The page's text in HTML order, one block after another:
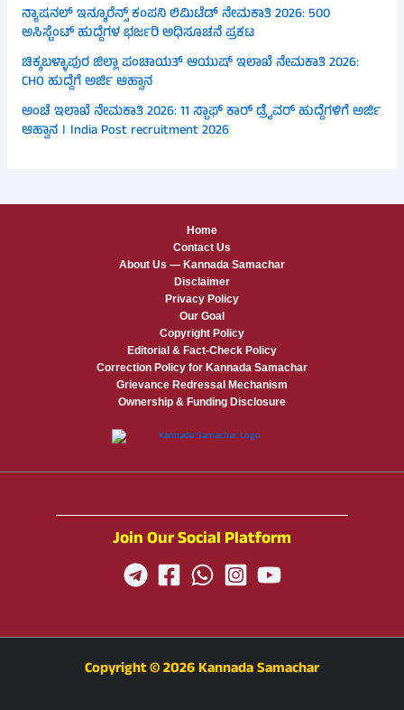
ನ್ಯಾಷನಲ್ ಇನ್ಶೂರೆನ್ಸ್ ಕಂಪನಿ ಲಿಮಿಟೆಡ್ ನೇಮಕಾತಿ 2026: 500
ಅಸಿಸ್ಟೆಂಟ್ ಹುದ್ದೆಗಳ ಭರ್ಜರಿ ಅಧಿಸೂಚನೆ ಪ್ರಕಟ
ಚಿಕ್ಕಬಳ್ಳಾಪುರ ಜಿಲ್ಲಾ ಪಂಚಾಯತ್ ಆಯುಷ್ ಇಲಾಖೆ ನೇಮಕಾತಿ 2026:
CHO ಹುದ್ದೆಗೆ ಅರ್ಜಿ ಆಹ್ವಾನ
ಅಂಚೆ ಇಲಾಖೆ ನೇಮಕಾತಿ 2026: 11 ಸ್ಟಾಫ್ ಕಾರ್ ಡ್ರೈವರ್ ಹುದ್ದೆಗಳಿಗೆ ಅರ್ಜಿ
ಆಹ್ವಾನ । India Post recruitment 2026
Home
Contact Us
About Us — Kannada Samachar
Disclaimer
Privacy Policy
Our Goal
Copyright Policy
Editorial & Fact-Check Policy
Correction Policy for Kannada Samachar
Grievance Redressal Mechanism
Ownership & Funding Disclosure
Join Our Social Platform
Copyright © 2026 Kannada Samachar